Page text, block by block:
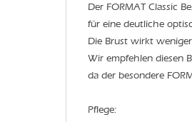
Der FORMAT Classic
für eine deutliche
Die Brust wirkt
Wir empfehlen diesen
da der besondere
Pflege: